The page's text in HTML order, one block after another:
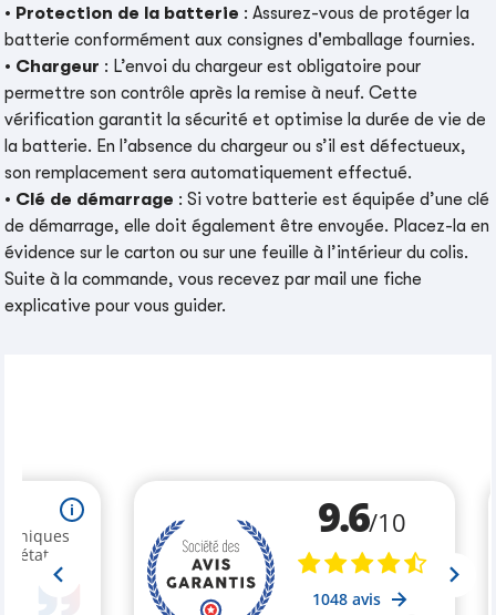
• Protection de la batterie : Assurez-vous de protéger la
batterie conformément aux consignes d'emballage fournies.
• Chargeur : L’envoi du chargeur est obligatoire pour
permettre son contrôle après la remise à neuf. Cette
vérification garantit la sécurité et optimise la durée de vie de
la batterie. En l’absence du chargeur ou s’il est défectueux,
son remplacement sera automatiquement effectué.
• Clé de démarrage : Si votre batterie est équipée d’une clé
de démarrage, elle doit également être envoyée. Placez-la en
évidence sur le carton ou sur une feuille à l’intérieur du colis.
Suite à la commande, vous recevez par mail une fiche
explicative pour vous guider.